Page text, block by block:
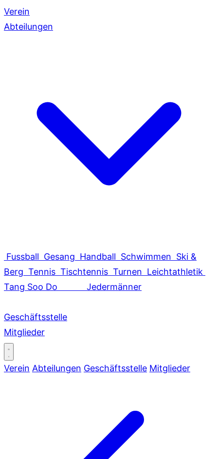
Verein
Abteilungen
Fussball Gesang Handball Schwimmen Ski &
Berg Tennis Tischtennis Turnen Leichtathletik
Tang Soo Do
Jedermänner
Geschäftsstelle
Mitglieder
Verein Abteilungen Geschäftsstelle Mitglieder